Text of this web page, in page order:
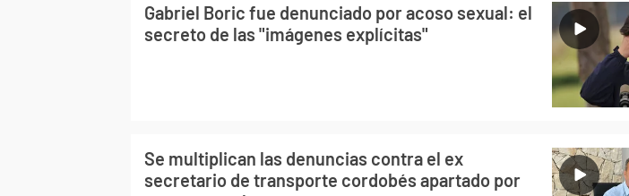
Gabriel Boric fue denunciado por acoso sexual: el
secreto de las "imágenes explícitas"
Se multiplican las denuncias contra el ex
secretario de transporte cordobés apartado por